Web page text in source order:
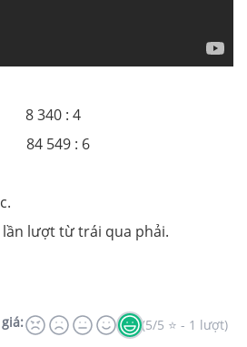
340 : 4
549 : 6
lần lượt từ trái qua phải.
(5/5 ⭐ - 1 lượt)